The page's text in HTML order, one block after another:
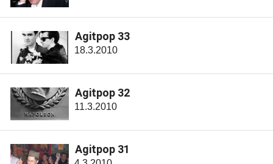
Agitpop 33
18.3.2010
Agitpop 32
11.3.2010
Agitpop 31